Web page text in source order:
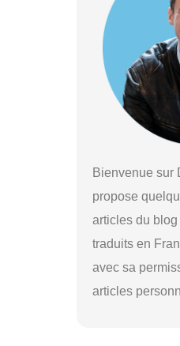
Bienvenue sur
propose
articles du
traduits en
avec sa
articles